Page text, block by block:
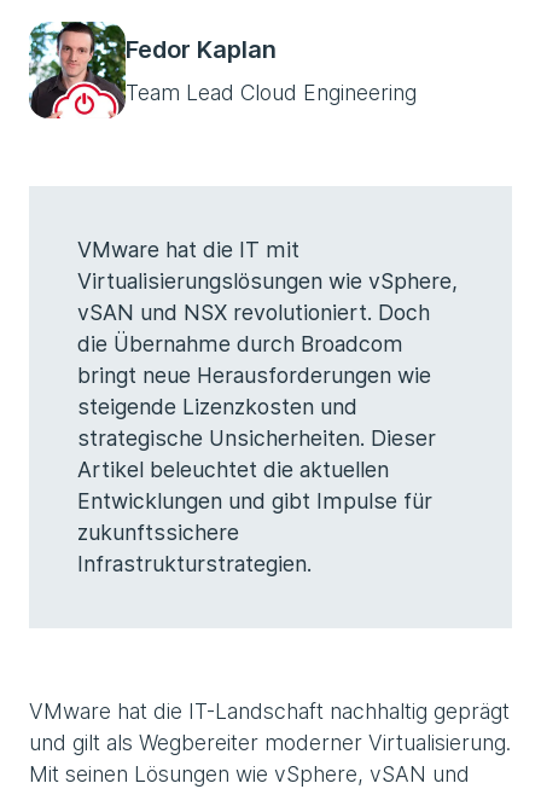
Fedor Kaplan
Team Lead Cloud Engineering
VMware hat die IT mit
Virtualisierungslösungen wie vSphere,
vSAN und NSX revolutioniert. Doch
die Übernahme durch Broadcom
bringt neue Herausforderungen wie
steigende Lizenzkosten und
strategische Unsicherheiten. Dieser
Artikel beleuchtet die aktuellen
Entwicklungen und gibt Impulse für
zukunftssichere
Infrastrukturstrategien.
VMware hat die IT-Landschaft nachhaltig geprägt
und gilt als Wegbereiter moderner Virtualisierung.
Mit seinen Lösungen wie vSphere, vSAN und